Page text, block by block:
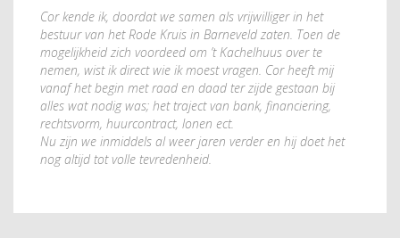
Cor kende ik, doordat we samen als vrijwilliger in het
bestuur van het Rode Kruis in Barneveld zaten. Toen de
mogelijkheid zich voordeed om ’t Kachelhuus over te
nemen, wist ik direct wie ik moest vragen. Cor heeft mij
vanaf het begin met raad en daad ter zijde gestaan bij
alles wat nodig was; het traject van bank, financiering,
rechtsvorm, huurcontract, lonen ect.
Nu zijn we inmiddels al weer jaren verder en hij doet het
nog altijd tot volle tevredenheid.